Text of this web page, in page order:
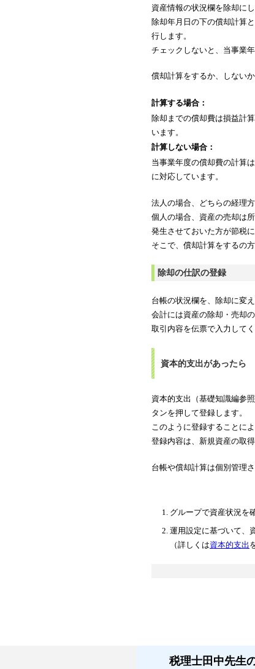
資産情報の状況欄を除却に
除却年月日の下の償却計算
行します。
チェックしないと、当事業
償却計算をするか、しない
計算する場合：
除却までの償却費は損益計
います。
計算しない場合：
当事業年度の償却費の計算
に対応しています。
法人の場合、どちらの経理
個人の場合、資産の売却は
発生させておいた方が節税に
そこで、償却計算をするの
除却の仕訳の登録
台帳の状況欄を、除却に変
会計には資産の除却・売却
取引内容を伝票で入力してく
資本的支出があったら
資本的支出（基礎知識編参
タンを押して登録します。
このように登録することに
登録内容は、新規資産の取得
台帳や償却計算は個別管理
グループで資産状況を
運用設定に基づいて、
（詳しくは資本的支出
税理士田中先生